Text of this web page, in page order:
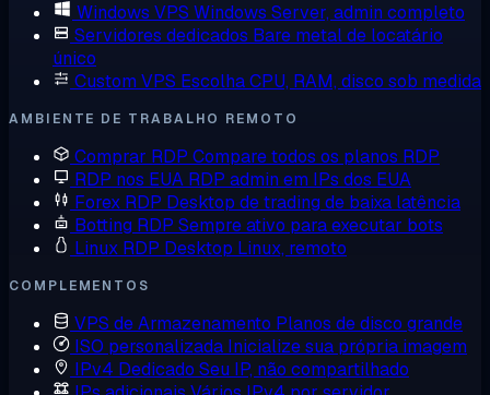
Windows VPS Windows Server, admin completo
Servidores dedicados Bare metal de locatário
único
Custom VPS Escolha CPU, RAM, disco sob medida
AMBIENTE DE TRABALHO REMOTO
Comprar RDP Compare todos os planos RDP
RDP nos EUA RDP admin em IPs dos EUA
Forex RDP Desktop de trading de baixa latência
Botting RDP Sempre ativo para executar bots
Linux RDP Desktop Linux, remoto
COMPLEMENTOS
VPS de Armazenamento Planos de disco grande
ISO personalizada Inicialize sua própria imagem
IPv4 Dedicado Seu IP, não compartilhado